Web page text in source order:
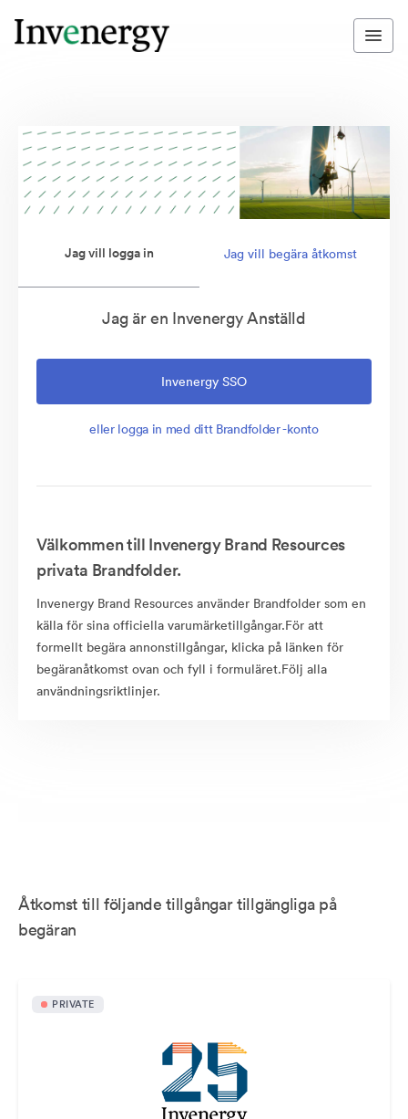
Jag vill logga in Jag vill begära åtkomst
Jag är en Invenergy Anställd
Invenergy SSO
eller logga in med ditt Brandfolder -konto
Välkommen till Invenergy Brand Resources
privata Brandfolder.
Invenergy Brand Resources använder Brandfolder som en
källa för sina officiella varumärketillgångar.För att
formellt begära annonstillgångar, klicka på länken för
begäranåtkomst ovan och fyll i formuläret.Följ alla
användningsriktlinjer.
Åtkomst till följande tillgångar tillgängliga på
begäran
PRIVATE